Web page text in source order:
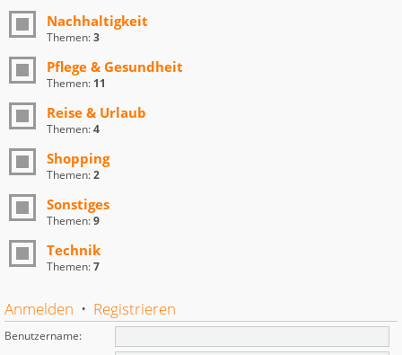
Nachhaltigkeit
Themen:3
Pflege & Gesundheit
Themen: 11
Reise & Urlaub
Themen:4
Shopping
Themen:2
Sonstiges
Themen:9
Technik
Themen:7
Anmelden • Registrieren
Benutzername: